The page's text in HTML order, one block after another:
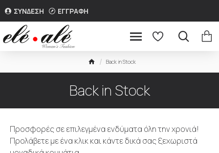
ΣΥΝΔΕΣΗ ΕΓΓΡΑΦΗ
Back in Stock
Back in Stock
Προσφορές σε επιλεγμένα ενδύματα όλη την χρονιά!
Προλάβετε με ένα κλικ και κάντε δικά σας ξεχωριστά